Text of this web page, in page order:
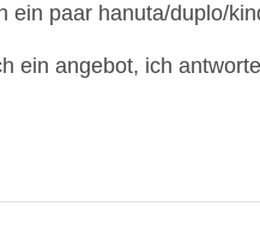
ein paar hanuta/duplo/
ein angebot, ich